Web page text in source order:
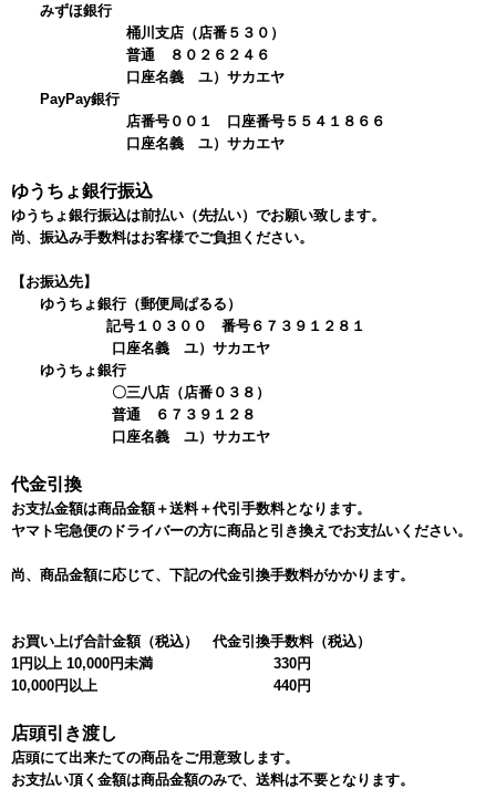
みずほ銀行
桶川支店（店番５３０）
普通 ８０２６２４６
口座名義 ユ）サカエヤ
PayPay銀行
店番号００１ 口座番号５５４１８６６
口座名義 ユ）サカエヤ
ゆうちょ銀行振込
ゆうちょ銀行振込は前払い（先払い）でお願い致します。
尚、振込み手数料はお客様でご負担ください。
【お振込先】
ゆうちょ銀行（郵便局ぱるる）
記号１０３００ 番号６７３９１２８１
口座名義 ユ）サカエヤ
ゆうちょ銀行
〇三八店（店番０３８）
普通 ６７３９１２８
口座名義 ユ）サカエヤ
代金引換
お支払金額は商品金額＋送料＋代引手数料となります。
ヤマト宅急便のドライバーの方に商品と引き換えでお支払いください。
尚、商品金額に応じて、下記の代金引換手数料がかかります。
お買い上げ合計金額（税込）
代金引換手数料（税込）
1円以上 10,000円未満
330円
10,000円以上
440円
店頭引き渡し
店頭にて出来たての商品をご用意致します。
お支払い頂く金額は商品金額のみで、送料は不要となります。